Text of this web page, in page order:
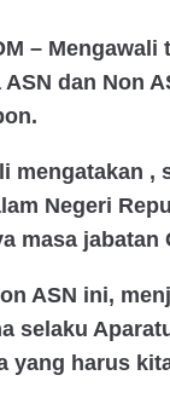
– Mengawali
dan Non
mengatakan
Negeri
masa
ASN ini,
selaku
yang harus